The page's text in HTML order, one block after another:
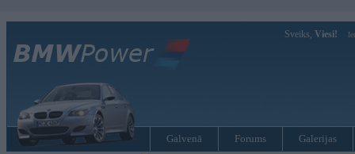
Sveiks, Viesi!
Galvenā Forums Galerijas